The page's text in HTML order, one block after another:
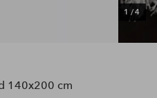
1 /4
140x200 cm